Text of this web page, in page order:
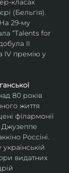
класах
(Бельгія).
29-му
“Talents for
ІІ
IV премію у
80 років
життя
філармонії
Джузеппе
Россіні.
видатних